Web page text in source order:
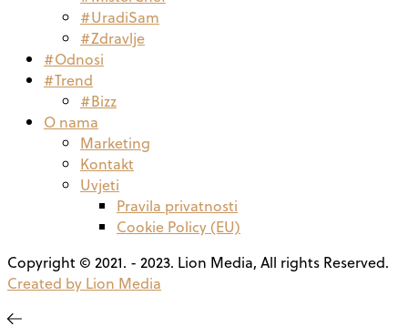
#UradiSam
#Zdravlje
#Odnosi
#Trend
#Bizz
O nama
Marketing
Kontakt
Uvjeti
Pravila privatnosti
Cookie Policy (EU)
Copyright © 2021. - 2023. Lion Media, All rights Reserved.
Created by Lion Media